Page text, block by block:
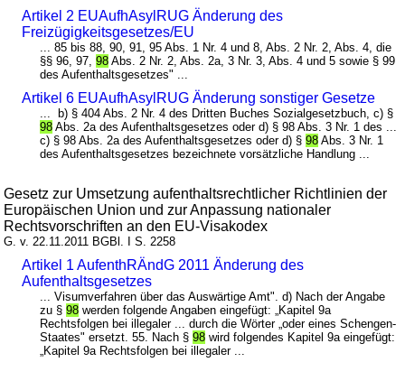
Artikel 2 EUAufhAsylRUG Änderung des
Freizügigkeitsgesetzes/EU
... 85 bis 88, 90, 91, 95 Abs. 1 Nr. 4 und 8, Abs. 2 Nr. 2, Abs. 4, die
§§ 96, 97,98 Abs. 2 Nr. 2, Abs. 2a, 3 Nr. 3, Abs. 4 und 5 sowie § 99
des Aufenthaltsgesetzes" ...
Artikel 6 EUAufhAsylRUG Änderung sonstiger Gesetze
... b) § 404 Abs. 2 Nr. 4 des Dritten Buches Sozialgesetzbuch, c) §
98 Abs. 2a des Aufenthaltsgesetzes oder d) § 98 Abs. 3 Nr. 1 des ...
c) § 98 Abs. 2a des Aufenthaltsgesetzes oder d) §98 Abs. 3 Nr. 1
des Aufenthaltsgesetzes bezeichnete vorsätzliche Handlung ...
Gesetz zur Umsetzung aufenthaltsrechtlicher Richtlinien der
Europäischen Union und zur Anpassung nationaler
Rechtsvorschriften an den EU-Visakodex
G. v. 22.11.2011 BGBl. I S. 2258
Artikel 1 AufenthRÄndG 2011 Änderung des
Aufenthaltsgesetzes
... Visumverfahren über das Auswärtige Amt". d) Nach der Angabe
zu §98 werden folgende Angaben eingefügt: „Kapitel 9a
Rechtsfolgen bei illegaler ... durch die Wörter „oder eines Schengen-
Staates" ersetzt. 55. Nach §98 wird folgendes Kapitel 9a eingefügt:
„Kapitel 9a Rechtsfolgen bei illegaler ...